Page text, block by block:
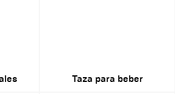
Taza para beber